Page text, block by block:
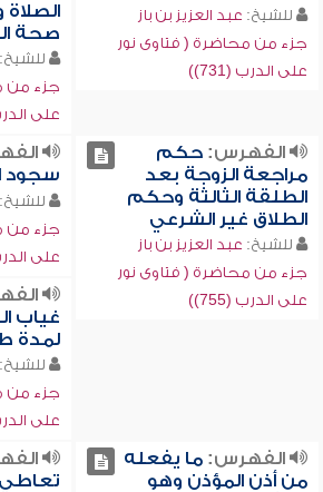
للشيخ: عبد العزيز بن باز
جزء من محاضرة ( فتاوى نور
على الدرب (731))
الصلاة
صحة
للشيخ:
جزء من
على الدرب
الفهرس:حكم
مراجعة الزوجة بعد
الطلقة الثالثة وحكم
الطلاق غير الشرعي
للشيخ: عبد العزيز بن باز
جزء من محاضرة ( فتاوى نور
على الدرب (755))
سجود
للشيخ:
جزء من
على الدرب
غياب
لمدة
للشيخ:
جزء من
على الدرب
الفهرس:ما يفعله
من أذن المؤذن وهو